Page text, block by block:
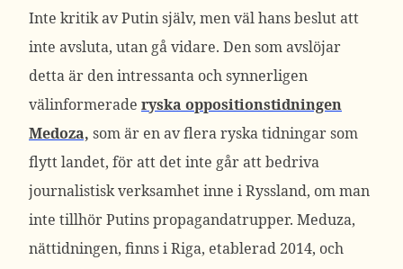
Inte kritik av Putin själv, men väl hans beslut att
inte avsluta, utan gå vidare. Den som avslöjar
detta är den intressanta och synnerligen
välinformerade ryska oppositionstidningen
Medoza, som är en av flera ryska tidningar som
flytt landet, för att det inte går att bedriva
journalistisk verksamhet inne i Ryssland, om man
inte tillhör Putins propagandatrupper. Meduza,
nättidningen, finns i Riga, etablerad 2014, och